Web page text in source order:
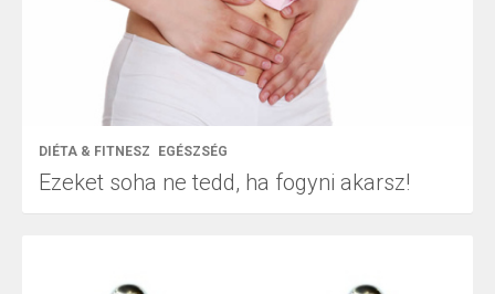
DIÉTA & FITNESZ EGÉSZSÉG
Ezeket soha ne tedd, ha fogyni akarsz!